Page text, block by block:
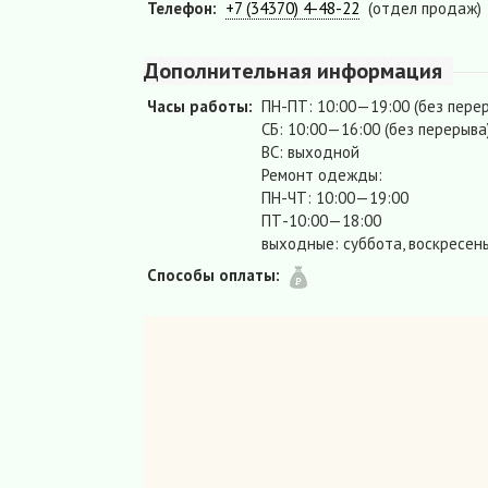
Телефон: +7 (34370) 4-48-22 (отдел продаж)
Дополнительная информация
Часы работы: ПН-ПТ: 10:00—19:00 (без
СБ: 10:00—16:00 (без
ВС: выходной
Ремонт одежды:
ПН-ЧТ: 10:00—19:00
ПТ-10:00—18:00
выходные: суббота,
Способы оплаты: